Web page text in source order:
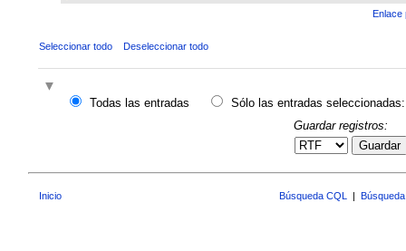
Enlace
Seleccionar todo Deseleccionar todo
Todas las entradas
Sólo las entradas seleccionadas:
Guardar registros:
Guardar
Inicio Búsqueda CQL